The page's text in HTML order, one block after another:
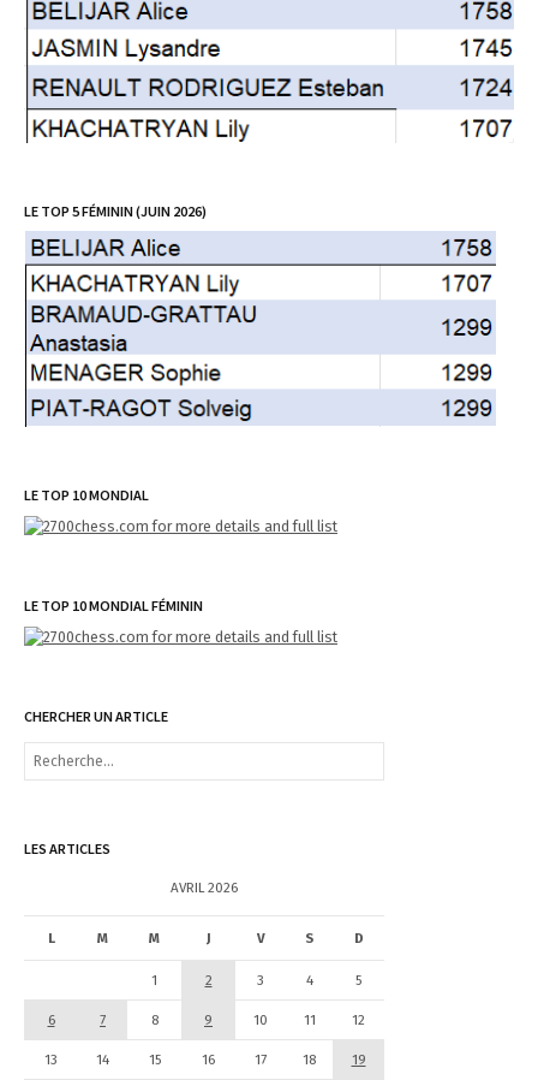
LE TOP 5 FÉMININ (JUIN 2026)
LE TOP 10 MONDIAL
LE TOP 10 MONDIAL FÉMININ
CHERCHER UN ARTICLE
R
r
e
LES ARTICLES
AVRIL 2026
L M M J V S D
1 2 3 4 5
6 7 8 9 10 11 12
13 14 15 16 17 18 19